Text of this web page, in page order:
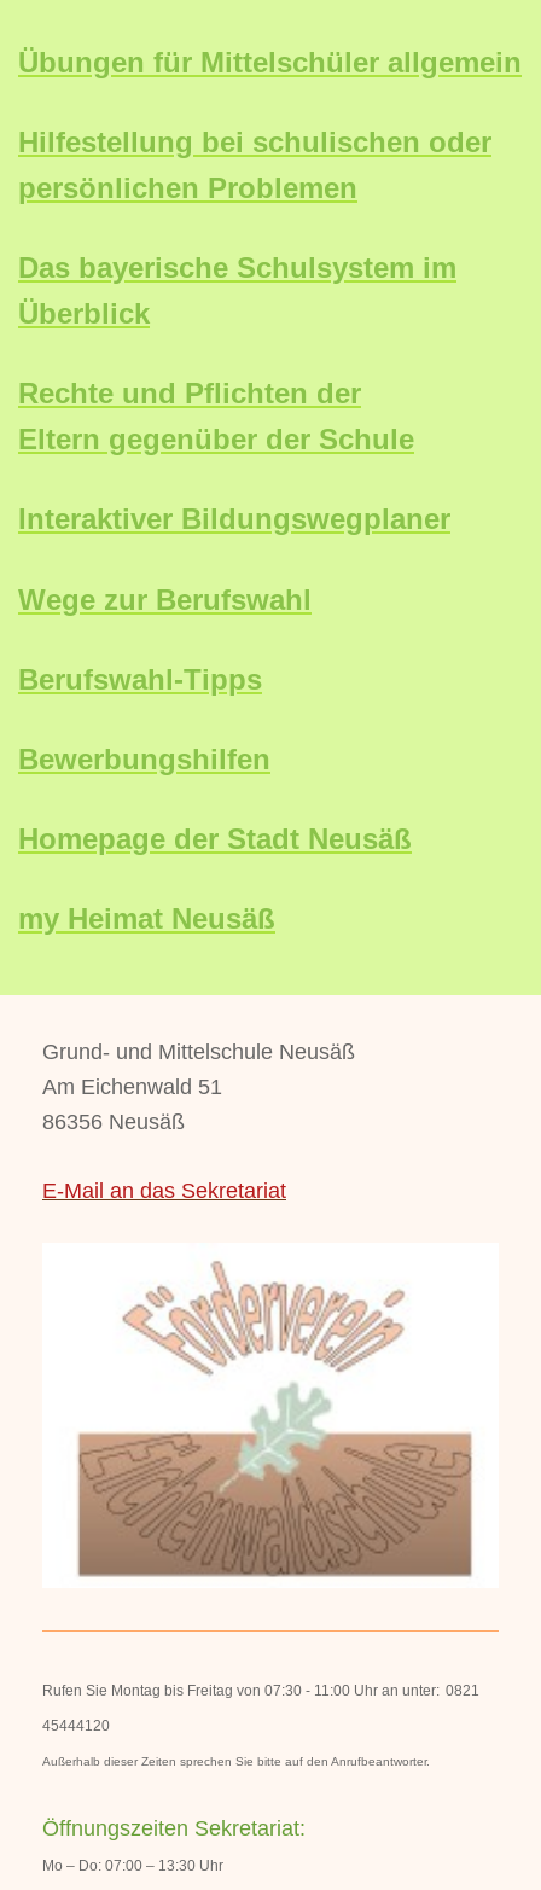
Übungen für Mittelschüler allgemein
Hilfestellung bei schulischen oder
persönlichen Problemen
Das bayerische Schulsystem im
Überblick
Rechte und Pflichten der
Eltern gegenüber der Schule
Interaktiver Bildungswegplaner
Wege zur Berufswahl
Berufswahl-Tipps
Bewerbungshilfen
Homepage der Stadt Neusäß
my Heimat Neusäß
Grund- und Mittelschule Neusäß
Am Eichenwald 51
86356 Neusäß
E-Mail an das Sekretariat
Rufen Sie Montag bis Freitag von 07:30 - 11:00 Uhr an unter: 0821
45444120
Außerhalb dieser Zeiten sprechen Sie bitte auf den Anrufbeantworter.
Öffnungszeiten Sekretariat:
Mo – Do: 07:00 – 13:30 Uhr